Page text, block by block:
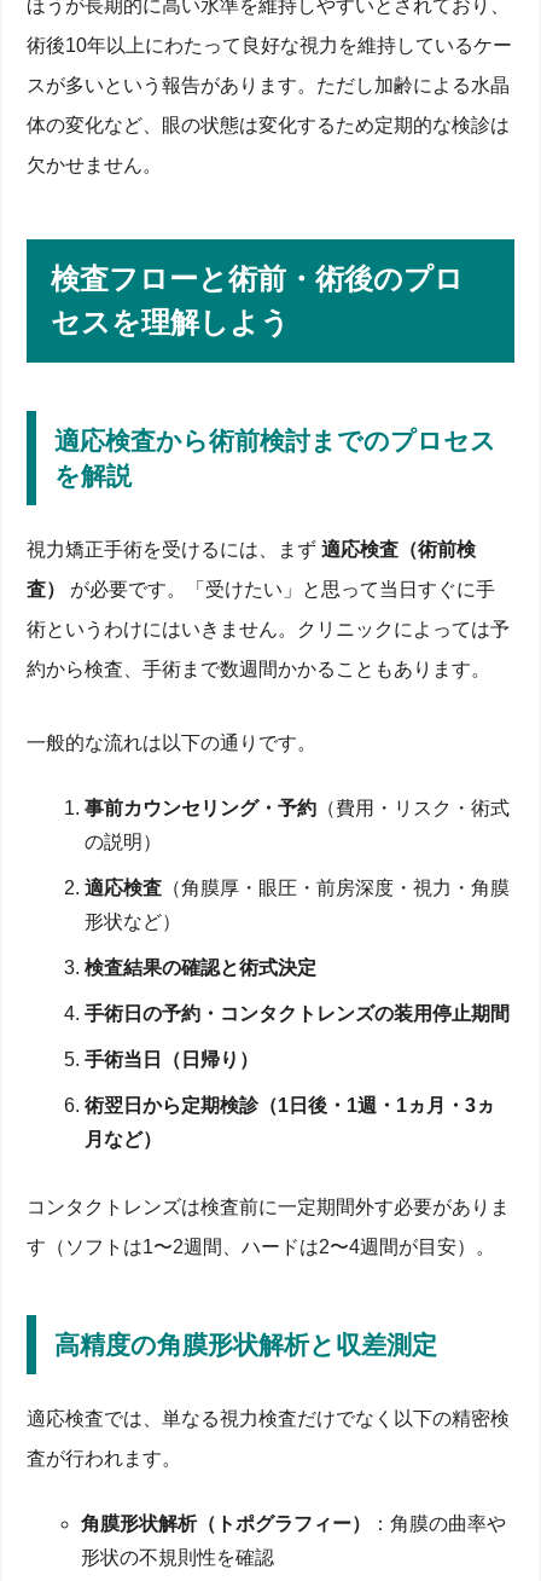
ほうが長期的に高い水準を維持しやすいとされており、
術後10年以上にわたって良好な視力を維持しているケー
スが多いという報告があります。ただし加齢による水晶
体の変化など、眼の状態は変化するため定期的な検診は
欠かせません。
検査フローと術前・術後のプロ
セスを理解しよう
適応検査から術前検討までのプロセス
を解説
視力矯正手術を受けるには、まず適応検査（術前検
査）
が必要です。「受けたい」と思って当日すぐに手
術というわけにはいきません。クリニックによっては予
約から検査、手術まで数週間かかることもあります。
一般的な流れは以下の通りです。
事前カウンセリング・予約 （費用・リスク・術式
の説明）
適応検査 （角膜厚・眼圧・前房深度・視力・角膜
形状など）
検査結果の確認と術式決定
手術日の予約・コンタクトレンズの装用停止期間
手術当日（日帰り）
術翌日から定期検診（1日後・1週・1ヵ月・3ヵ
月など）
コンタクトレンズは検査前に一定期間外す必要がありま
す（ソフトは1〜2週間、ハードは2〜4週間が目安）。
高精度の角膜形状解析と収差測定
適応検査では、単なる視力検査だけでなく以下の精密検
査が行われます。
角膜形状解析（トポグラフィー）
：角膜の曲率や
形状の不規則性を確認